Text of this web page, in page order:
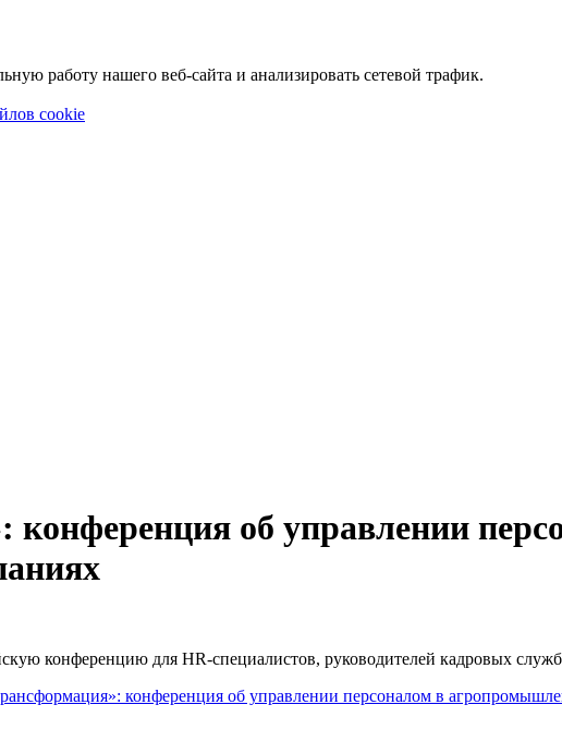
работу нашего веб-сайта и анализировать сетевой трафик.
cookie
об управлении
конференцию для HR‑специалистов, руководителей кадровых